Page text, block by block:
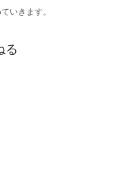
いきます。
る